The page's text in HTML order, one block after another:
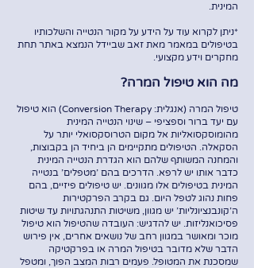
המינית.
*ניתן לקרוא עוד על הידע על מקור הנטייה והשלכותיו
בטיפולים במאמר מאת זאב שביידל הנמצא באתר תחת
מחקרים וידע מקצועי.
מה הוא טיפול המרה?
טיפול המרה (אנגלית: Conversion Therapy) הוא טיפול
עם יעד ברור וספציפי – שינוי הנטייה המינית
מהומוסקסואליות אל מקום הטרוסקסואלי יותר על
הסקאלה. הטיפולים מתקיימים הן ביחיד הן בקבוצות,
והמחנה המשותף שלהם הוא הגדרת הנטייה המינית
כדבר אותו יש לרפא. הדרכים בהם 'מטפלים' בנטייה
המינית בטיפולים אלו מגוונים. יש טיפולים פיזיים, בהם
פחות נהוג לטפל היום. גם בקרב הפרקטירות
ה'קונבנציונליות' יש מגוון, משיטות התנהגתויות עד שיטות
פסיכואנליזות. יש להדגיש: העובדה שהטיפול הוא טיפול
מוכר ומאושר במגוון רחב של נושאים אחרים, אין פירוש
הדבר שלא מדובר בטיפול המרה או בפרקטיקה
שמסכנת את המטופל. פעמים רבות המצב הפוך, ומטפל